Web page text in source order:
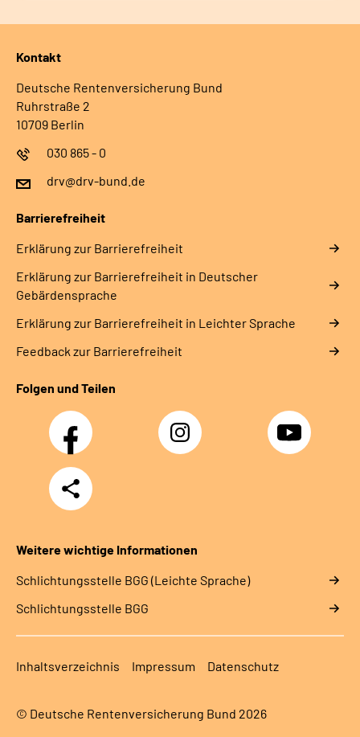
Kontakt
Deutsche Rentenversicherung Bund
Ruhrstraße 2
10709 Berlin
030 865 - 0
drv@drv-bund.de
Barrierefreiheit
Erklärung zur Barrierefreiheit
Erklärung zur Barrierefreiheit in Deutscher
Gebärdensprache
Erklärung zur Barrierefreiheit in Leichter Sprache
Feedback zur Barrierefreiheit
Folgen und Teilen
Facebook Instagram YouTube
Teilen
Weitere wichtige Informationen
Schlich­tungs­stel­le BGG (Leichte Sprache)
Schlich­tungs­stel­le BGG
Inhaltsverzeichnis Impressum Datenschutz
© Deutsche Rentenversicherung Bund 2026